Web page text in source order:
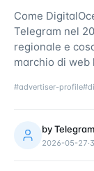
Come
Telegram nel
regionale e
marchio di
#advertiser-profile#
by
2026-05-27·3